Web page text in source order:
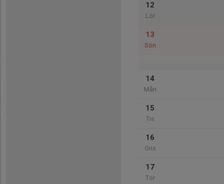
12
Lör
13
Sön
14
Mån
15
Tis
16
Ons
17
Tor